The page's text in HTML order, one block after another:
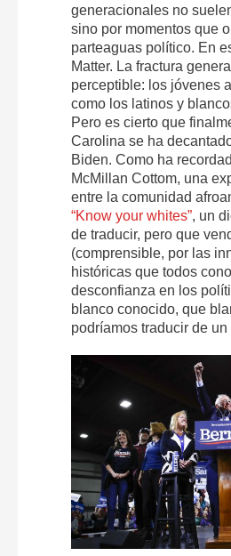
generacionales no
sino por momentos que
parteaguas político. En
Matter. La fractura
perceptible: los jóvenes
como los latinos y
Pero es cierto que
Carolina se ha
Biden. Como ha
McMillan Cottom, una
entre la comunidad
“Know your whites”, un
de traducir, pero que
(comprensible, por las
históricas que todos
desconfianza en los
blanco conocido, que
podríamos traducir de